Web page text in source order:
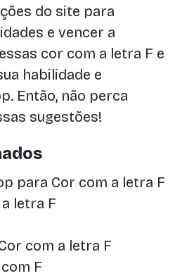
do site para
e vencer a
cor com a letra F e
habilidade e
Então, não perca
sugestões!
para Cor com a letra F
letra F
com a letra F
F